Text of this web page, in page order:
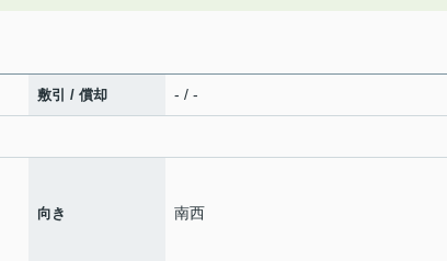
敷引 / 償却 - / -
向き 南西